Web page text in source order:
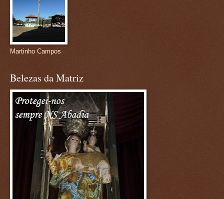
Martinho Campos
Belezas da Matriz